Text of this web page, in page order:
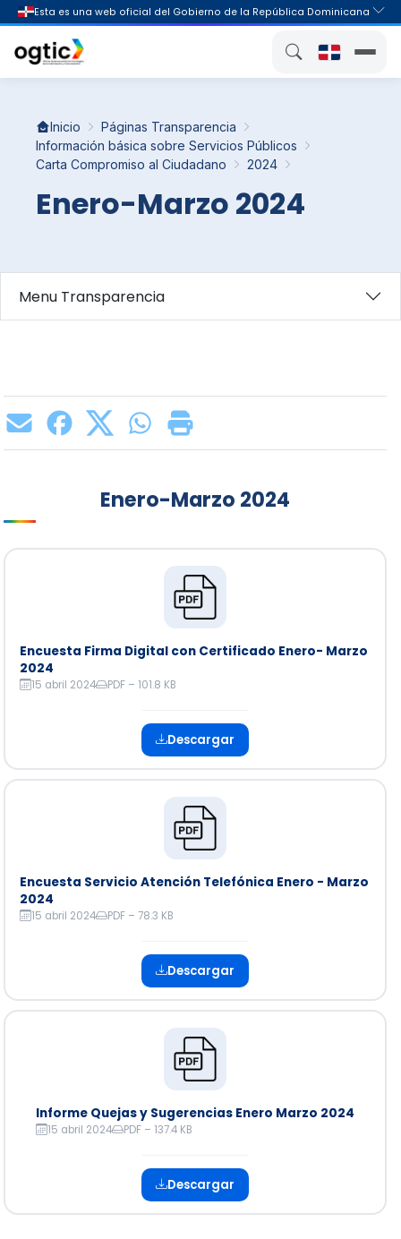
Inicio
Páginas Transparencia
Información básica sobre Servicios Públicos
Carta Compromiso al Ciudadano
2024
Enero-Marzo 2024
Menu Transparencia
Enero-Marzo 2024
Encuesta Firma Digital con Certificado Enero- Marzo
2024
15 abril 2024 PDF – 101.8 KB
Descargar
Encuesta Servicio Atención Telefónica Enero - Marzo
2024
15 abril 2024 PDF – 78.3 KB
Descargar
Informe Quejas y Sugerencias Enero Marzo 2024
15 abril 2024 PDF – 137.4 KB
Descargar